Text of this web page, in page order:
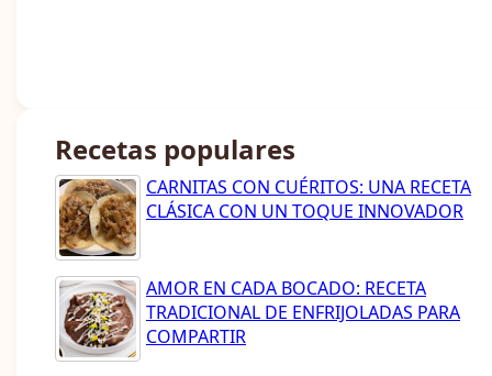
Recetas populares
CARNITAS CON CUÉRITOS: UNA RECETA
CLÁSICA CON UN TOQUE INNOVADOR
AMOR EN CADA BOCADO: RECETA
TRADICIONAL DE ENFRIJOLADAS PARA
COMPARTIR